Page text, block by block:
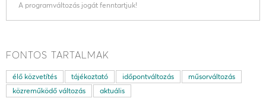
A programváltozás jogát fenntartjuk!
FONTOS TARTALMAK
élő közvetítés tájékoztató időpontváltozás
műsorváltozás
közreműködő változás
aktuális